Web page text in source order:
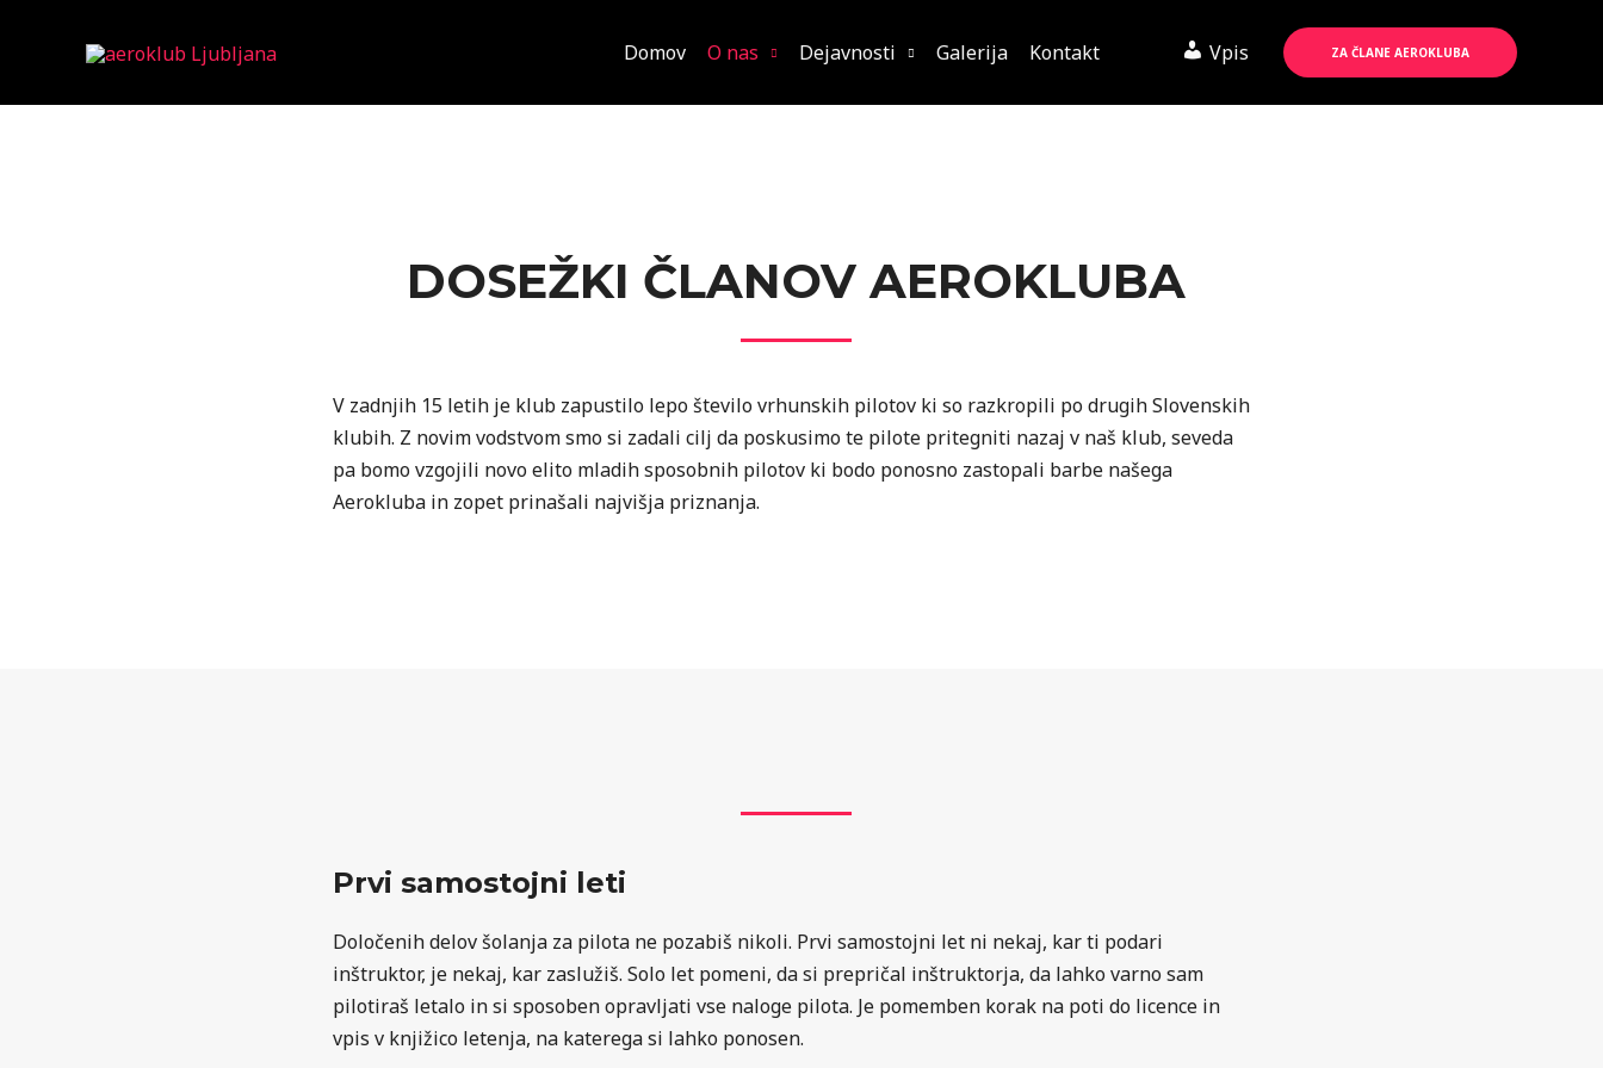
Domov O nas Dejavnosti Galerija Kontakt Vpis ZA ČLANE AEROKLUBA
DOSEŽKI ČLANOV AEROKLUBA
V zadnjih 15 letih je klub zapustilo lepo število vrhunskih pilotov ki so razkropili po drugih Slovenskih
klubih. Z novim vodstvom smo si zadali cilj da poskusimo te pilote pritegniti nazaj v naš klub, seveda
pa bomo vzgojili novo elito mladih sposobnih pilotov ki bodo ponosno zastopali barbe našega
Aerokluba in zopet prinašali najvišja priznanja.
Prvi samostojni leti
Določenih delov šolanja za pilota ne pozabiš nikoli. Prvi samostojni let ni nekaj, kar ti podari
inštruktor, je nekaj, kar zaslužiš. Solo let pomeni, da si prepričal inštruktorja, da lahko varno sam
pilotiraš letalo in si sposoben opravljati vse naloge pilota. Je pomemben korak na poti do licence in
vpis v knjižico letenja, na katerega si lahko ponosen.